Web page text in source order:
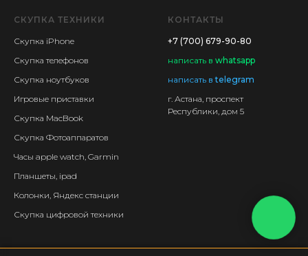
СКУПКА ТЕХНИКИ
Скупка iPhone
Скупка телефонов
Скупка ноутбуков
Игровые приставки
Скупка MacBook
Скупка Фотоаппаратов
Часы apple watch, Garmin
Планшеты, ipad
Колонки, Яндекс станции
Скупка цифровой техники
КОНТАКТЫ
+7 (700) 679-90-80
написать в whatsapp
написать в telegram
г. Астана, проспект
Республики, дом 5